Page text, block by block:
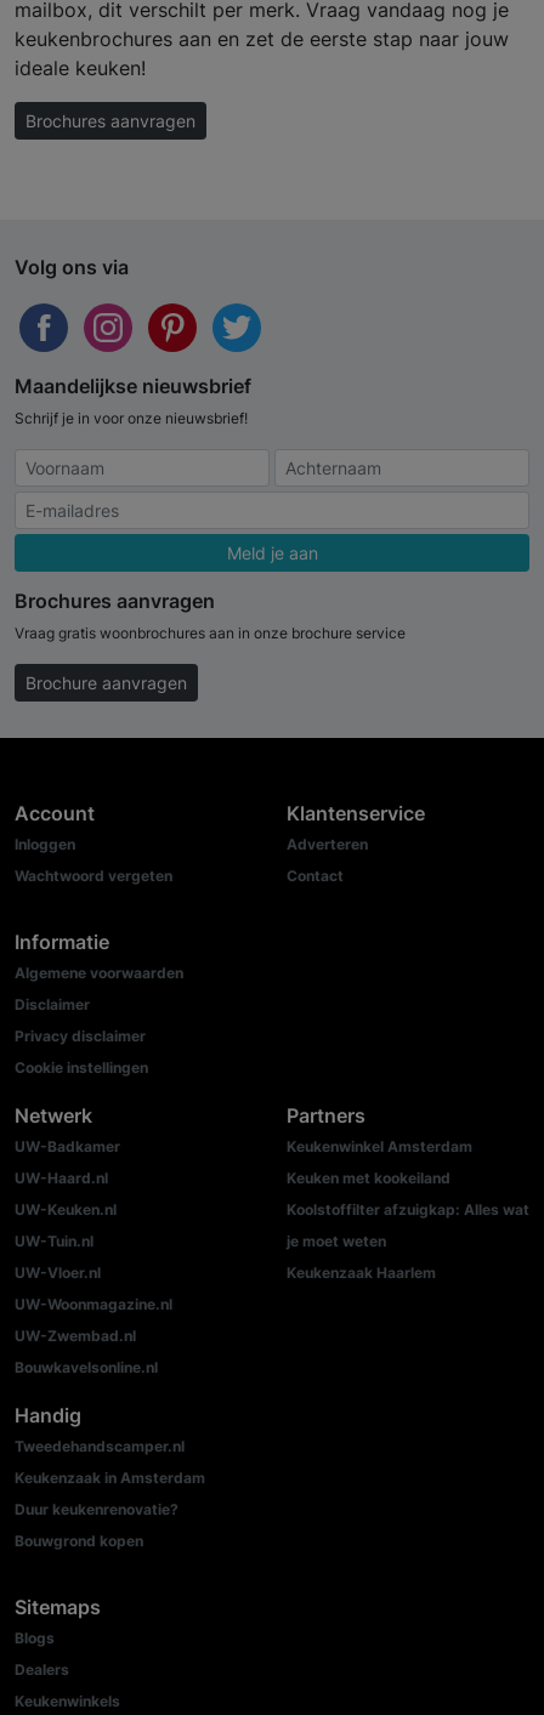
mailbox, dit verschilt per merk. Vraag vandaag nog je
keukenbrochures aan en zet de eerste stap naar jouw
ideale keuken!
Brochures aanvragen
Volg ons via
Maandelijkse nieuwsbrief
Schrijf je in voor onze nieuwsbrief!
Meld je aan
Brochures aanvragen
Vraag gratis woonbrochures aan in onze brochure service
Brochure aanvragen
Account
Inloggen
Wachtwoord vergeten
Informatie
Algemene voorwaarden
Disclaimer
Privacy disclaimer
Cookie instellingen
Klantenservice
Adverteren
Contact
Netwerk
UW-Badkamer
UW-Haard.nl
UW-Keuken.nl
UW-Tuin.nl
UW-Vloer.nl
UW-Woonmagazine.nl
UW-Zwembad.nl
Bouwkavelsonline.nl
Partners
Keukenwinkel Amsterdam
Keuken met kookeiland
Koolstoffilter afzuigkap: Alles wat
je moet weten
Keukenzaak Haarlem
Handig
Tweedehandscamper.nl
Keukenzaak in Amsterdam
Duur keukenrenovatie?
Bouwgrond kopen
Sitemaps
Blogs
Dealers
Keukenwinkels